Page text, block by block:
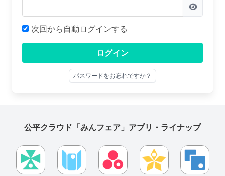
次回から自動ログインする
ログイン
パスワードをお忘れですか？
公平クラウド「みんフェア」アプリ・ライナップ